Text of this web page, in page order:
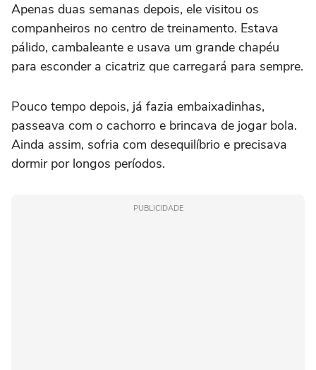
Apenas duas semanas depois, ele visitou os
companheiros no centro de treinamento. Estava
pálido, cambaleante e usava um grande chapéu
para esconder a cicatriz que carregará para sempre.
Pouco tempo depois, já fazia embaixadinhas,
passeava com o cachorro e brincava de jogar bola.
Ainda assim, sofria com desequilíbrio e precisava
dormir por longos períodos.
PUBLICIDADE